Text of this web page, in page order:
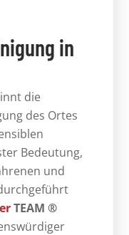
in
die
des Ortes
Bedeutung,
und
TEAM ®